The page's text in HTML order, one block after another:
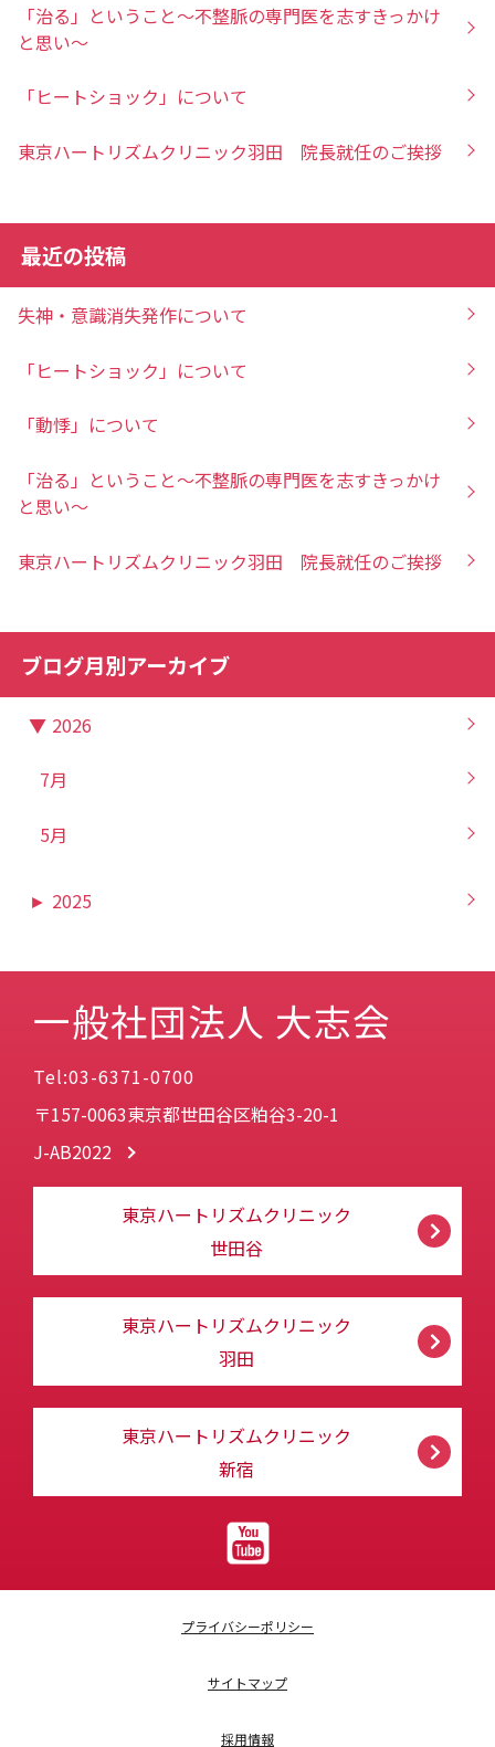
「治る」ということ～不整脈の専門医を志すきっかけ
と思い～
「ヒートショック」について
東京ハートリズムクリニック羽田 院長就任のご挨拶
最近の投稿
失神・意識消失発作について
「ヒートショック」について
「動悸」について
「治る」ということ～不整脈の専門医を志すきっかけ
と思い～
東京ハートリズムクリニック羽田 院長就任のご挨拶
ブログ月別アーカイブ
▼ 2026
7月
5月
► 2025
一般社団法人 大志会
Tel:03-6371-0700
〒157-0063東京都世田谷区粕谷3-20-1
J-AB2022
東京ハートリズムクリニック
世田谷
東京ハートリズムクリニック
羽田
東京ハートリズムクリニック
新宿
プライバシーポリシー
サイトマップ
採用情報